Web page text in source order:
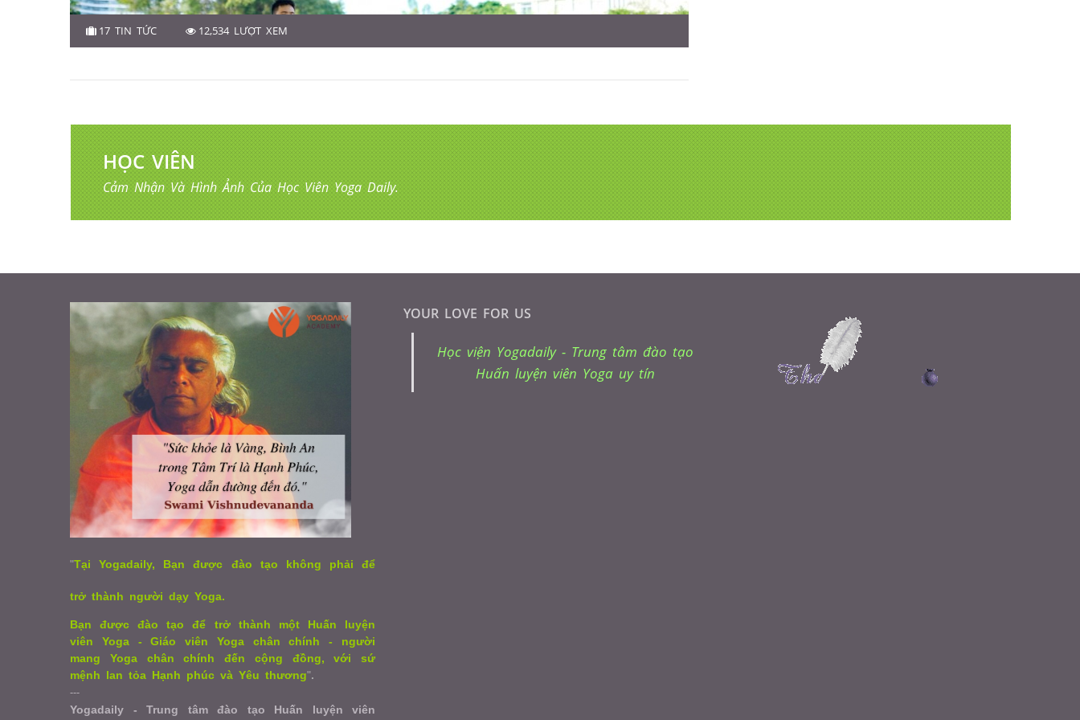
HỌC VIÊN
Cảm Nhận Và Hình Ảnh Của Học Viên Yoga Daily.
17 TIN TỨC 12,534 LƯỢT XEM
"Tại Yogadaily, Bạn được đào tạo không phải để
trở thành người dạy Yoga.
Bạn được đào tạo để trở thành một Huấn luyện
viên Yoga - Giáo viên Yoga chân chính - người
mang Yoga chân chính đến cộng đồng, với sứ
mệnh lan tỏa Hạnh phúc và Yêu thương".
---
Yogadaily - Trung tâm đào tạo Huấn luyện viên
YOUR LOVE FOR US
Học viện Yogadaily - Trung tâm đào tạo
Huấn luyện viên Yoga uy tín